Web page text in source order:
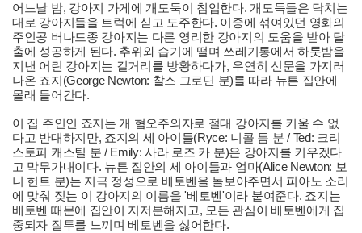
어느날 밤, 강아지 가게에 개도둑이 침입한다. 개도둑들은 닥치는
대로 강아지들을 트럭에 싣고 도주한다. 이중에 섞여있던 영화의
주인공 버나드종 강아지는 다른 영리한 강아지의 도움을 받아 탈
출에 성공하게 된다. 추위와 습기에 떨며 쓰레기통에서 하룻밤을
지낸 어린 강아지는 길거리를 방황하다가, 우연히 신문을 가지러
나온 죠지(George Newton: 찰스 그로딘 분)를 따라 뉴튼 집안에
몰래 들어간다.
이 집 주인인 죠지는 개 혐오주의자로 절대 강아지를 키울 수 없
다고 반대하지만, 죠지의 세 아이들(Ryce: 니콜 톰 분 / Ted: 크리
스토퍼 캐스틸 분 / Emily: 사라 로즈 카 분)은 강아지를 키우겠다
고 막무가내이다. 뉴튼 집안의 세 아이들과 엄마(Alice Newton: 보
니 헌트 분)는 지극 정성으로 베토벤을 돌보아주면서 피아노 소리
에 맞춰 짖는 이 강아지의 이름을 '베토벤'이라 붙여준다. 죠지는
베토벤 때문에 집안이 지저분해지고, 모든 관심이 베토벤에게 집
중되자 질투를 느끼며 베토벤을 싫어한다.